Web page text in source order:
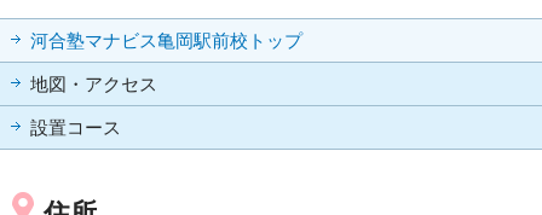
河合塾マナビス亀岡駅前校トップ
地図・アクセス
設置コース